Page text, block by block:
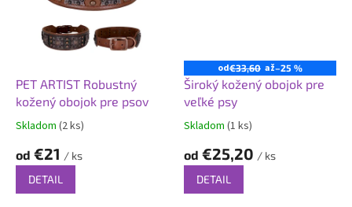
PET ARTIST Robustný
kožený obojok pre psov
Priemerné
produktu
5,0
Skladom (2 ks)
od €21 / ks
DETAIL
od€33,60 až–25 %
Široký kožený obojok pre
veľké psy
Priemerné
produktu
5,0
Skladom (1 ks)
od €25,20 / ks
DETAIL